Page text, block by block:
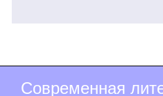
Современная